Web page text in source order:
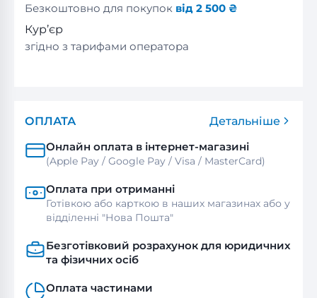
Безкоштовно для покупок від 2 500 ₴
Кур’єр
згідно з тарифами оператора
ОПЛАТА
Детальніше
Онлайн оплата в інтернет-магазині
(Apple Pay / Google Pay / Visa / MasterСard)
Оплата при отриманні
Готівкою або карткою в наших магазинах або у
відділенні "Нова Пошта"
Безготівковий розрахунок для юридичних
та фізичних осіб
Оплата частинами